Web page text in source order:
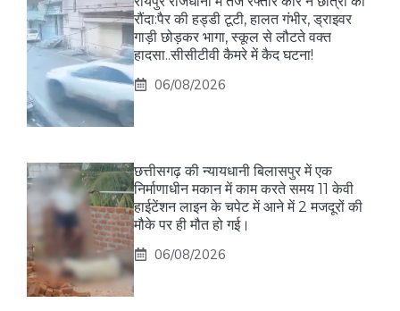
रौंदा:पैर की हड्डी टूटी, हालत गंभीर, ड्राइवर
गाड़ी छोड़कर भागा, स्कूल से लौटते वक्त
हादसा..सीसीटीवी कैमरे में कैद घटना!
06/08/2026
छत्तीसगढ़ की न्यायधानी बिलासपुर में एक
निर्माणाधीन मकान में काम करते समय 11 केवी
हाईटेंशन लाइन के चपेट में आने में 2 मजदूरों की
मौके पर ही मौत हो गई।
06/08/2026